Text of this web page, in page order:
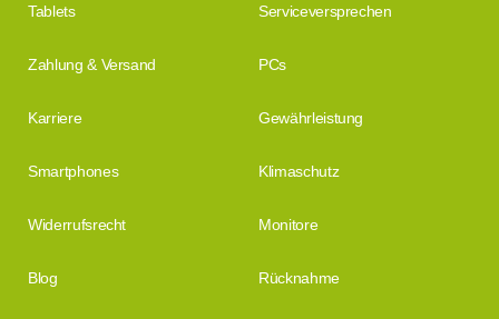
Tablets Serviceversprechen
Zahlung & Versand PCs
Karriere Gewährleistung
Smartphones Klimaschutz
Widerrufsrecht Monitore
Blog Rücknahme